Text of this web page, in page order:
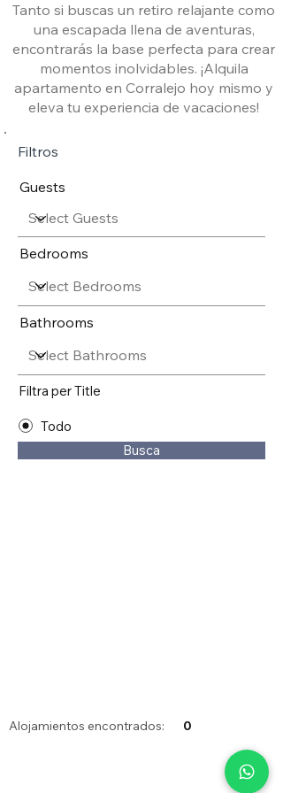
Tanto si buscas un retiro relajante como
una escapada llena de aventuras,
encontrarás la base perfecta para crear
momentos inolvidables. ¡Alquila
apartamento en Corralejo hoy mismo y
eleva tu experiencia de vacaciones!
Filtros
Guests
Bedrooms
Bathrooms
Filtra per Title
Todo
Busca
Alojamientos encontrados: 0